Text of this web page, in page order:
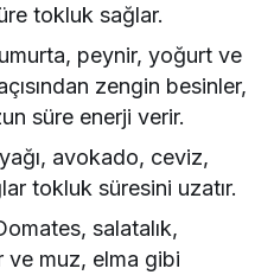
tokluk sağlar.
peynir, yoğurt ve
zengin besinler,
süre enerji verir.
avokado, ceviz,
tokluk süresini uzatır.
salatalık,
muz, elma gibi